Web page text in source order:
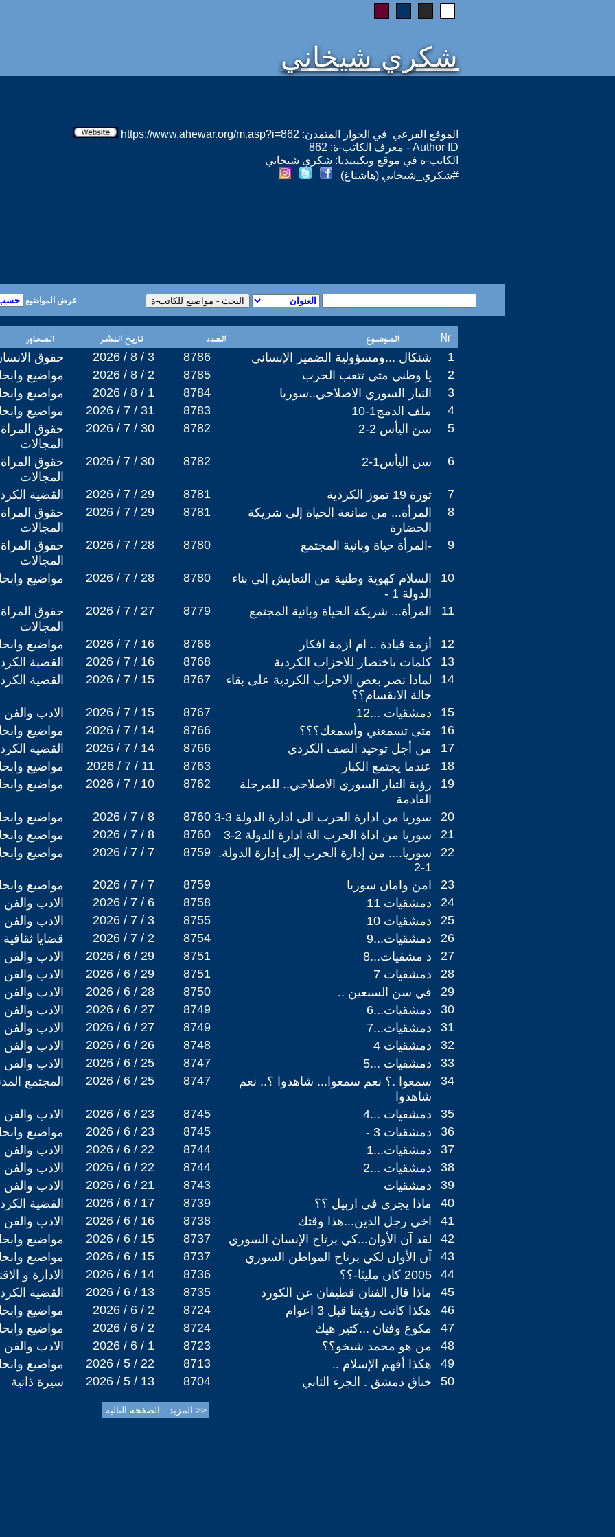
شكري شيخاني
الموقع الفرعي في الحوار المتمدن: https://www.ahewar.org/m.asp?i=862
Author ID - معرف الكاتب-ة: 862
الكاتب-ة في موقع ويكيبيديا: شكري شيخاني
#شكري_شيخاني (هاشتاغ)
عرض المواضيع
حقوق 2026 / 8 / 3 8786 شنكال ...ومسؤولية الضمير الإنساني
1
مواضيع
2026 / 8 / 2 8785 يا وطني متى تتعب الحرب
2
مواضيع
2026 / 8 / 1 8784 التيار السوري الاصلاحي..سوريا
3
مواضيع
2026 / 7 / 31 8783 ملف الدمج1-10
4
حقوق
المجالات
2026 / 7 / 30 8782 سن اليأس 2-2 5
حقوق
المجالات
2026 / 7 / 30 8782 سن اليأس1-2 6
القضية 2026 / 7 / 29 8781 ثورة 19 تموز الكردية
7
حقوق
المجالات
2026 / 7 / 29 8781
المرأة... من صانعة الحياة إلى شريكة
الحضارة
8
حقوق
المجالات
2026 / 7 / 28 8780 -المرأة حياة وبانية المجتمع 9
مواضيع 2026 / 7 / 28 8780
السلام كهوية وطنية من التعايش إلى بناء
الدولة 1 -
10
حقوق
المجالات
2026 / 7 / 27 8779 المرأة... شريكة الحياة وبانية المجتمع 11
مواضيع 2026 / 7 / 16 8768 أزمة قيادة .. ام ازمة افكار
12
القضية
2026 / 7 / 16 8768 كلمات باختصار للاحزاب الكردية
13
القضية
2026 / 7 / 15 8767
لماذا تصر بعض الاحزاب الكردية على بقاء
حالة الانقسام؟؟
14
الادب والفن 2026 / 7 / 15 8767 دمشقيات ...12
15
مواضيع
2026 / 7 / 14 8766 متى تسمعني وأسمعك؟؟؟
16
القضية
2026 / 7 / 14 8766 من أجل توحيد الصف الكردي
17
مواضيع
2026 / 7 / 11 8763 عندما يجتمع الكبار
18
مواضيع
2026 / 7 / 10 8762
رؤية التيار السوري الاصلاحي.. للمرحلة
القادمة
19
مواضيع 2026 / 7 / 8 8760 سوريا من ادارة الحرب الى ادارة الدولة 3-3
20
مواضيع
2026 / 7 / 8 8760 سوريا من اداة الحرب الة ادارة الدولة 2-3
21
مواضيع
2026 / 7 / 7 8759 سوريا.... من إدارة الحرب إلى إدارة الدولة.
1-2
22
مواضيع 2026 / 7 / 7 8759 امن وامان سوريا
23
الادب والفن
2026 / 7 / 6 8758 دمشقيات 11
24
الادب والفن
2026 / 7 / 3 8755 دمشقيات 10
25
قضايا ثقافية
2026 / 7 / 2 8754 دمشقيات...9
26
الادب والفن
2026 / 6 / 29 8751 د مشقيات...8
27
الادب والفن
2026 / 6 / 29 8751 دمشقيات 7
28
الادب والفن
2026 / 6 / 28 8750 في سن السبعين ..
29
الادب والفن
2026 / 6 / 27 8749 دمشقيات...6
30
الادب والفن
2026 / 6 / 27 8749 دمشقيات...7
31
الادب والفن
2026 / 6 / 26 8748 دمشقيات 4
32
الادب والفن
2026 / 6 / 25 8747 دمشقيات ...5
33
المجتمع
2026 / 6 / 25 8747
سمعوا .؟ نعم سمعوا... شاهدوا ؟.. نعم
شاهدوا
34
الادب والفن 2026 / 6 / 23 8745 دمشقيات ...4
35
مواضيع
2026 / 6 / 23 8745 دمشقيات 3 -
36
الادب والفن
2026 / 6 / 22 8744 دمشقيات...1
37
الادب والفن
2026 / 6 / 22 8744 دمشقيات ...2
38
الادب والفن
2026 / 6 / 21 8743 دمشقيات
39
القضية
2026 / 6 / 17 8739 ماذا يجري في اربيل ؟؟
40
الادب والفن
2026 / 6 / 16 8738 اخي رجل الدين...هذا وقتك
41
مواضيع
2026 / 6 / 15 8737 لقد آن الأوان...كي يرتاح الإنسان السوري
42
مواضيع
2026 / 6 / 15 8737 آن الأوان لكي يرتاح المواطن السوري
43
الادارة و
2026 / 6 / 14 8736 2005 كان مليئا-؟؟
44
القضية
2026 / 6 / 13 8735 ماذا قال الفنان قطيفان عن الكورد
45
مواضيع
2026 / 6 / 2 8724 هكذا كانت رؤيتنا قبل 3 اعوام
46
مواضيع
2026 / 6 / 2 8724 مكوع وفتان ...كتير هيك
47
الادب والفن
2026 / 6 / 1 8723 من هو محمد شيخو؟؟
48
مواضيع
2026 / 5 / 22 8713 هكذا أفهم الإسلام ..
49
سيرة ذاتية
2026 / 5 / 13 8704 خناق دمشق . الجزء الثاني 50